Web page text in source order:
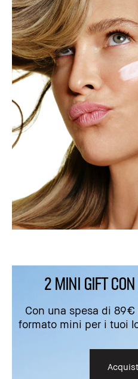
2 MINI GIFT
Con una spesa di
formato mini per i tuoi